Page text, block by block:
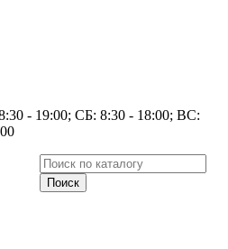
- 19:00; СБ: 8:30 - 18:00; ВС: